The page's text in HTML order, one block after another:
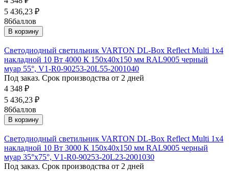
5 436,23 ₽
86баллов
В корзину
Светодиодный светильник VARTON DL-Box Reflect Multi 1x4
накладной 10 Вт 4000 К 150х40х150 мм RAL9005 черный
муар 55°, V1-R0-90253-20L55-2001040
Под заказ. Срок производства от 2 дней
4 348 ₽
5 436,23 ₽
86баллов
В корзину
Светодиодный светильник VARTON DL-Box Reflect Multi 1x4
накладной 10 Вт 3000 К 150х40х150 мм RAL9005 черный
муар 35°x75°, V1-R0-90253-20L23-2001030
Под заказ. Срок производства от 2 дней